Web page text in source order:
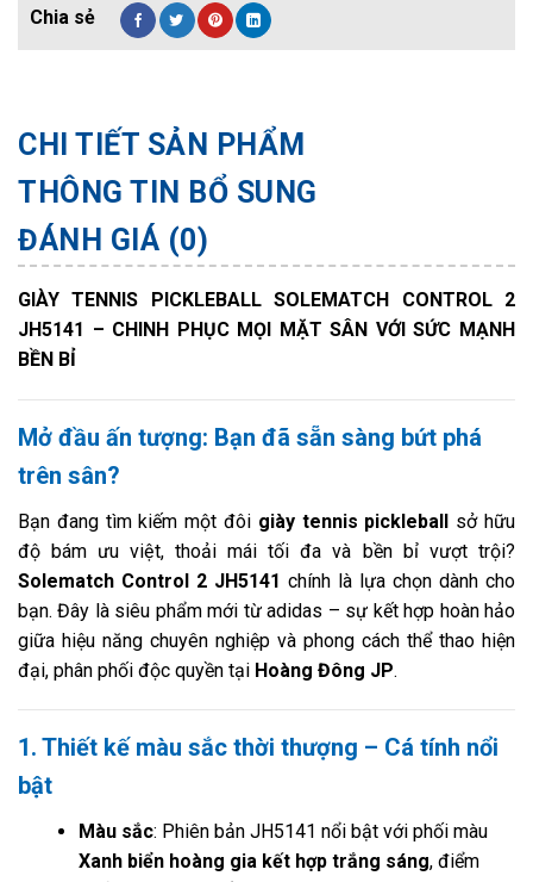
CHI TIẾT SẢN PHẨM
THÔNG TIN BỔ SUNG
ĐÁNH GIÁ (0)
GIÀY TENNIS PICKLEBALL SOLEMATCH CONTROL 2
JH5141 – CHINH PHỤC MỌI MẶT SÂN VỚI SỨC MẠNH
BỀN BỈ
Mở đầu ấn tượng: Bạn đã sẵn sàng bứt phá
trên sân?
Bạn đang tìm kiếm một đôi giày tennis pickleball sở hữu
độ bám ưu việt, thoải mái tối đa và bền bỉ vượt trội?
Solematch Control 2 JH5141 chính là lựa chọn dành cho
bạn. Đây là siêu phẩm mới từ adidas – sự kết hợp hoàn hảo
giữa hiệu năng chuyên nghiệp và phong cách thể thao hiện
đại, phân phối độc quyền tại Hoàng Đông JP.
1. Thiết kế màu sắc thời thượng – Cá tính nổi
bật
Màu sắc: Phiên bản JH5141 nổi bật với phối màu
Xanh biển hoàng gia kết hợp trắng sáng, điểm